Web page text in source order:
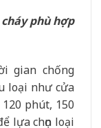
phù hợp
gian chống
loại như cửa
phút, 150
lựa chọn loại